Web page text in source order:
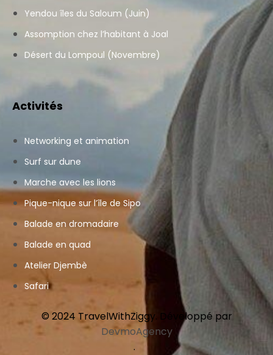
Yendou îles du Saloum (Juin)
Assomption chez l’habitant à Joal
Désert du Lompoul (Novembre)
Activités
Networking et animation
Surf sur dune
Marche avec les lions
Pique-nique sur l’île de Sipo
Balade en dromadaire
Balade en quad
Atelier Djembè
Safari
© 2024 TravelWithZiggy. Développé par
DevmoAgency
.